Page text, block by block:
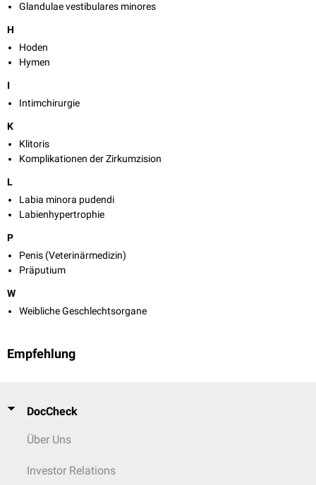
Glandulae vestibulares minores
H
Hoden
Hymen
I
Intimchirurgie
K
Klitoris
Komplikationen der Zirkumzision
L
Labia minora pudendi
Labienhypertrophie
P
Penis (Veterinärmedizin)
Präputium
W
Weibliche Geschlechtsorgane
Empfehlung
DocCheck
Über Uns
Investor Relations